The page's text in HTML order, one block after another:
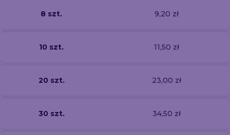
8 szt. 9,20 zł
10 szt. 11,50 zł
20 szt. 23,00 zł
30 szt. 34,50 zł